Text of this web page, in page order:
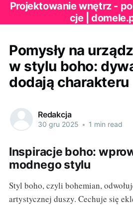
Projektowanie wnętrz -
cje |
Pomysły na
w stylu boho:
dodają charakteru
Redakcja
30 gru 2025 • 1 min read
Inspiracje boho:
modnego stylu
Styl boho, czyli bohemian,
artystycznej duszy. Cechuje się